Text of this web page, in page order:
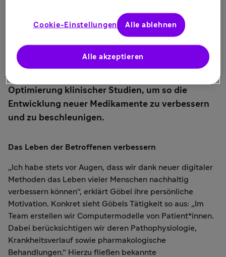
“Digitales Gesundheitswesen – Modellierung
und Computersimulationen“. Dort leitet sie in der
Abteilung Translational Disease Modeling den
Indikationsbereich Immunologie & Entzündung
Optimierung klinischer Studien, um so die
Entwicklung neuer Medikamente zu verbessern
und zu beschleunigen.
Das Leben der Betroffenen verbessern
„Ich habe stets vor Augen, dass wir dank neuer digitaler
Methoden das Leben vieler Menschen nachhaltig
verbessern können“, erklärt Göbel ihre persönliche
Motivation. Konkret sieht Göbels Tätigkeit so aus: „Im
Team erstellen wir Computermodelle von Patient*innen.
Dabei berücksichtigen wir deren Pathophysiologie,
Krankheitsverlauf sowie pharmakologische
Behandlungen.“ Hierzu fließen bekannte
Cookie-Einstellungen
Alle akzeptieren
Alle ablehnen